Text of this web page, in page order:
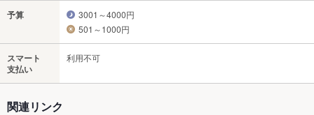
予算
3001～4000円
501～1000円
スマート
支払い
利用不可
関連リンク